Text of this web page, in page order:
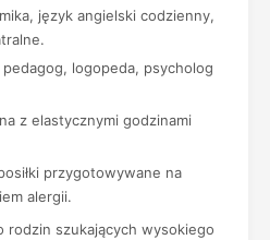
język angielski codzienny,
logopeda, psycholog
z elastycznymi godzinami
przygotowywane na
alergii.
rodzin szukających wysokiego